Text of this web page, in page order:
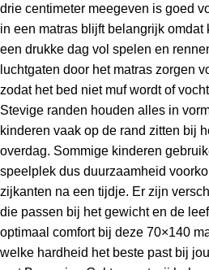
drie centimeter meegeven is goed
in een matras blijft belangrijk omdat
een drukke dag vol spelen en
luchtgaten door het matras zorgen
zodat het bed niet muf wordt of
Stevige randen houden alles in
kinderen vaak op de rand zitten bij
overdag. Sommige kinderen
speelplek dus duurzaamheid
zijkanten na een tijdje. Er zijn
die passen bij het gewicht en de
optimaal comfort bij deze 70×140
welke hardheid het beste past bij